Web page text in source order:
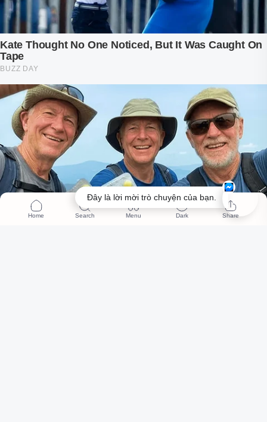
Đây là lời mời trò chuyện của bạn.